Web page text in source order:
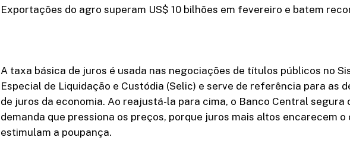
Exportações do agro superam US$ 10 bilhões em fevereiro e batem
A taxa básica de juros é usada nas negociações de títulos públicos no
Especial de Liquidação e Custódia (Selic) e serve de referência para as
de juros da economia. Ao reajustá-la para cima, o Banco Central segura
demanda que pressiona os preços, porque juros mais altos encarecem o
estimulam a poupança.